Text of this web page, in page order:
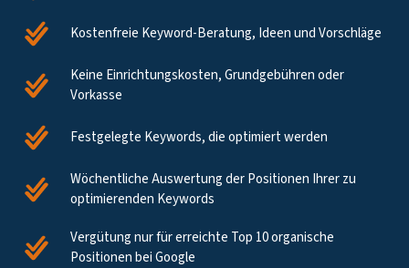
Kostenfreie Keyword-Beratung, Ideen und Vorschläge
Keine Einrichtungskosten, Grundgebühren oder
Vorkasse
Festgelegte Keywords, die optimiert werden
Wöchentliche Auswertung der Positionen Ihrer zu
optimierenden Keywords
Vergütung nur für erreichte Top 10 organische
Positionen bei Google